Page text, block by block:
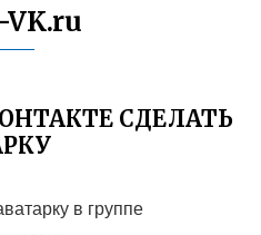
VK.ru
СДЕЛАТЬ
в группе